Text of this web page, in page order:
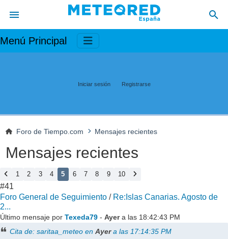
Menú Principal
Iniciar sesión Registrarse
Foro de Tiempo.com Mensajes recientes
Mensajes recientes
1 2 3 4 5 6 7 8 9 10
#41
Foro General de Seguimiento / Re:Islas Canarias. Agosto de
2...
Último mensaje por Texeda79 - Ayera las 18:42:43 PM
Cita de: saritaa_meteo enAyera las 17:14:35 PM